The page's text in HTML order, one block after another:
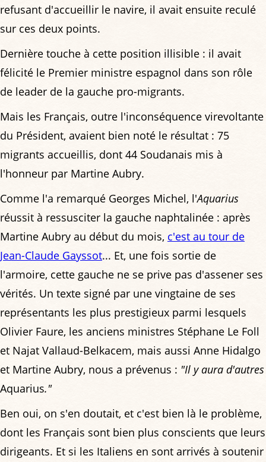
refusant d'accueillir le navire, il avait ensuite reculé
sur ces deux points.
Dernière touche à cette position illisible : il avait
félicité le Premier ministre espagnol dans son rôle
de leader de la gauche pro-migrants.
Mais les Français, outre l'inconséquence virevoltante
du Président, avaient bien noté le résultat : 75
migrants accueillis, dont 44 Soudanais mis à
l'honneur par Martine Aubry.
Comme l'a remarqué Georges Michel, l'Aquarius
réussit à ressusciter la gauche naphtalinée : après
Martine Aubry au début du mois, c'est au tour de
Jean-Claude Gayssot... Et, une fois sortie de
l'armoire, cette gauche ne se prive pas d'assener ses
vérités. Un texte signé par une vingtaine de ses
représentants les plus prestigieux parmi lesquels
Olivier Faure, les anciens ministres Stéphane Le Foll
et Najat Vallaud-Belkacem, mais aussi Anne Hidalgo
et Martine Aubry, nous a prévenus : "Il y aura d'autres
Aquarius."
Ben oui, on s'en doutait, et c'est bien là le problème,
dont les Français sont bien plus conscients que leurs
dirigeants. Et si les Italiens en sont arrivés à soutenir